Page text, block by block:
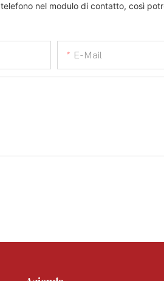
nel modulo di contatto, così
E-Mail